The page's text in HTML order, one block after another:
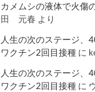
カメムシの液体で火傷
田 元春 より
人生の次のステージ、
ワクチン2回目接種 に
人生の次のステージ、
ワクチン2回目接種 に